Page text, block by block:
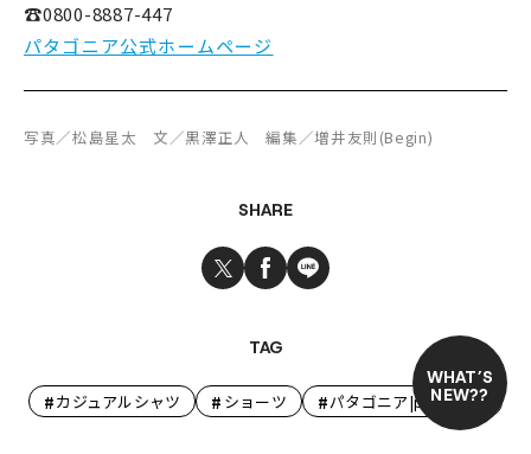
WHAT’S
NEW??
☎0800-8887-447
パタゴニア公式ホームページ
写真／松島星太 文／黒澤正人 編集／増井友則(Begin)
SHARE
TAG
#カジュアルシャツ # ショーツ #パタゴニア|patagonia